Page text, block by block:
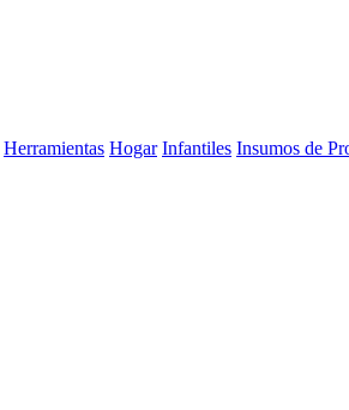
Herramientas Hogar Infantiles Insumos de